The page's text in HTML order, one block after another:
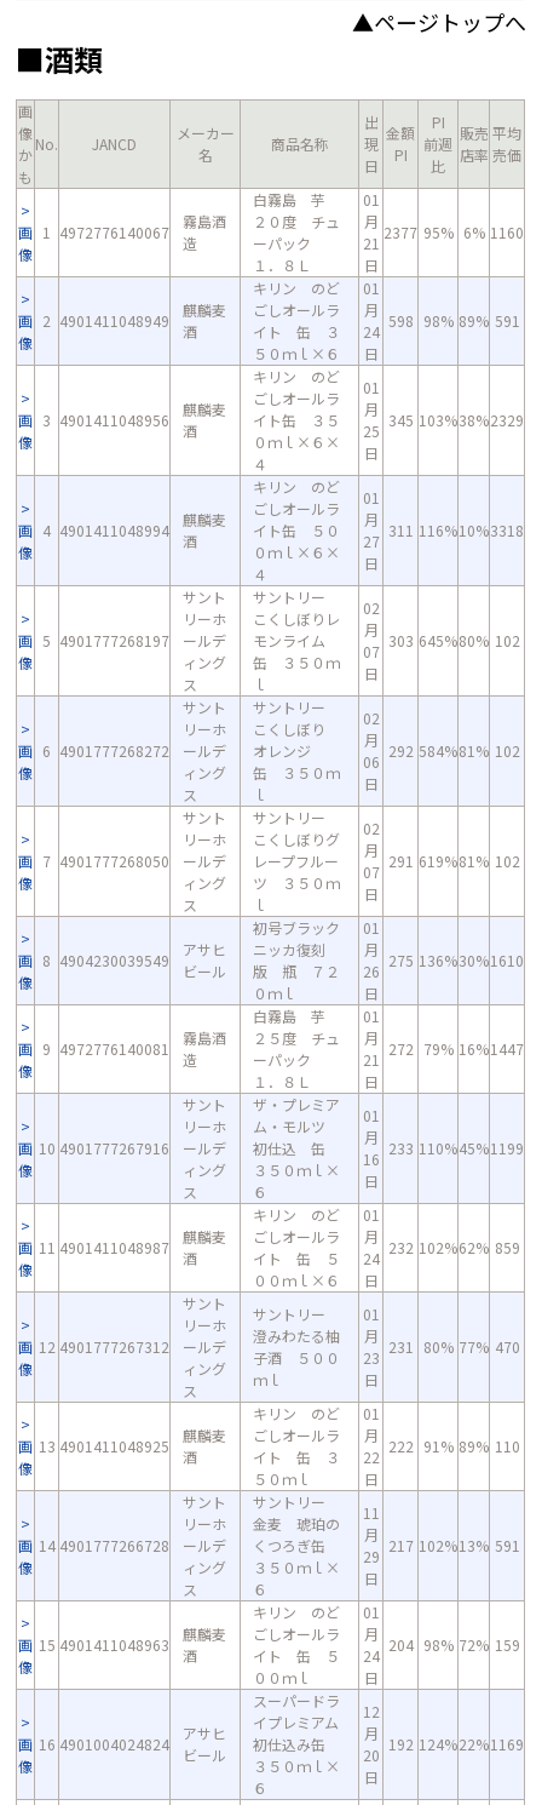
▲ページトップへ
■酒類
画
像
か
も
No. JANCD
メーカー
名
商品名称
出
現
日
金額
PI
PI
前週
比
販売
店率
平均
売価
画
像
1 4972776140067
霧島酒
造
白霧島 芋
２０度 チュ
ーパック
１．８Ｌ
01
月
21
日
2377 95% 6% 1160
画
像
2 4901411048949
麒麟麦
酒
キリン のど
ごしオールラ
イト 缶 ３
５０ｍｌ×６
01
月
24
日
598 98% 89% 591
画
像
3 4901411048956
麒麟麦
酒
キリン のど
ごしオールラ
イト缶 ３５
０ｍｌ×６×
４
01
月
25
日
345 103%38%2329
画
像
4 4901411048994
麒麟麦
酒
キリン のど
ごしオールラ
イト缶 ５０
０ｍｌ×６×
４
01
月
27
日
311 116%10%3318
画
像
5 4901777268197
サント
リーホ
ールデ
ィング
ス
サントリー
こくしぼりレ
モンライム
缶 ３５０ｍ
ｌ
02
月
07
日
303 645%80% 102
画
像
6 4901777268272
サント
リーホ
ールデ
ィング
ス
サントリー
こくしぼり
オレンジ
缶 ３５０ｍ
ｌ
02
月
06
日
292 584%81% 102
画
像
7 4901777268050
サント
リーホ
ールデ
ィング
ス
サントリー
こくしぼりグ
レープフルー
ツ ３５０ｍ
ｌ
02
月
07
日
291 619%81% 102
画
像
8 4904230039549
アサヒ
ビール
初号ブラック
ニッカ復刻
版 瓶 ７２
０ｍｌ
01
月
26
日
275 136%30%1610
画
像
9 4972776140081
霧島酒
造
白霧島 芋
２５度 チュ
ーパック
１．８Ｌ
01
月
21
日
272 79% 16%1447
画
像
10 4901777267916
サント
リーホ
ールデ
ィング
ス
ザ・プレミア
ム・モルツ
初仕込 缶
３５０ｍｌ×
６
01
月
16
日
233 110%45%1199
画
像
11 4901411048987
麒麟麦
酒
キリン のど
ごしオールラ
イト 缶 ５
００ｍｌ×６
01
月
24
日
232 102%62% 859
画
像
12 4901777267312
サント
リーホ
ールデ
ィング
ス
サントリー
澄みわたる柚
子酒 ５００
ｍｌ
01
月
23
日
231 80% 77% 470
画
像
13 4901411048925
麒麟麦
酒
キリン のど
ごしオールラ
イト 缶 ３
５０ｍｌ
01
月
22
日
222 91% 89% 110
画
像
14 4901777266728
サント
リーホ
ールデ
ィング
ス
サントリー
金麦 琥珀の
くつろぎ缶
３５０ｍｌ×
６
11
月
29
日
217 102%13% 591
画
像
15 4901411048963
麒麟麦
酒
キリン のど
ごしオールラ
イト 缶 ５
００ｍｌ
01
月
24
日
204 98% 72% 159
画
像
16 4901004024824
アサヒ
ビール
スーパードラ
イプレミアム
初仕込み缶
３５０ｍｌ×
６
12
月
20
日
192 124%22%1169